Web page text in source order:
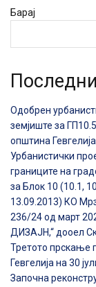
Барај
Одобрен
земјиште за
општина Гевгелија
Урбанистички
границите на
за Блок 10 (10.1,
13.09.2013) КО
236/24 од март
ДИЗАЈН,“ дооел
Третото прскање
Гевгелија на 30
Започна